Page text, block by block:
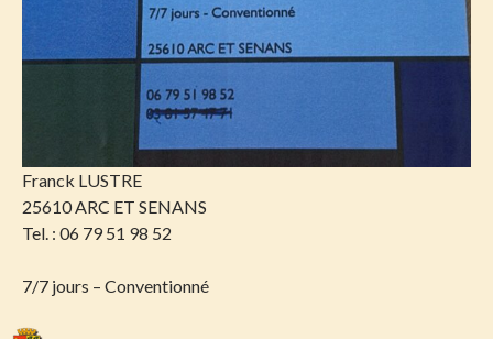
Franck LUSTRE
25610 ARC ET SENANS
Tel. : 06 79 51 98 52
7/7 jours – Conventionné